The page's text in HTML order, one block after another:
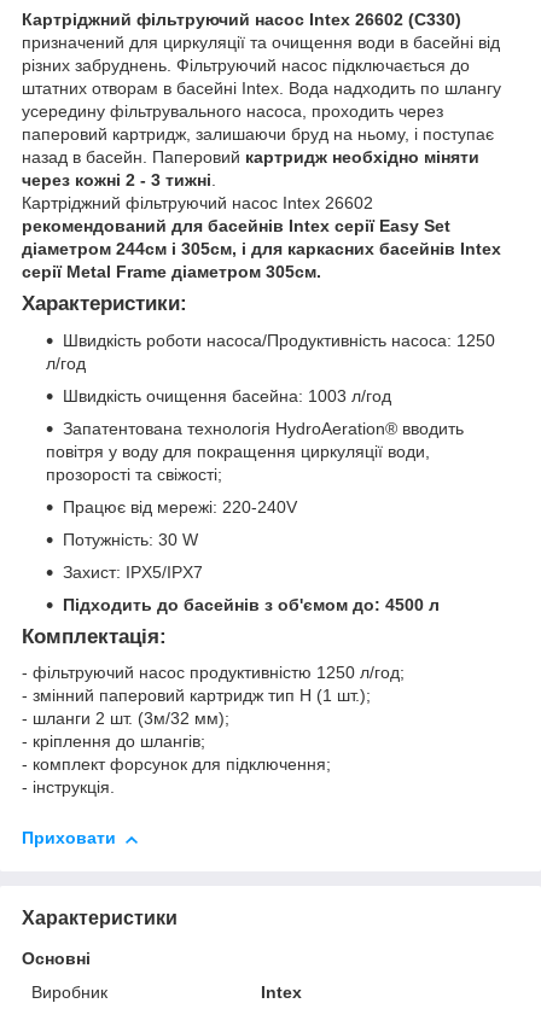
Картріджний фільтруючий насос Intex 26602 (C330)
призначений для циркуляції та очищення води в басейні від
різних забруднень. Фільтруючий насос підключається до
штатних отворам в басейні Intex. Вода надходить по шлангу
усередину фільтрувального насоса, проходить через
паперовий картридж, залишаючи бруд на ньому, і поступає
назад в басейн. Паперовий картридж необхідно міняти
через кожні 2 - 3 тижні
Картріджний фільтруючий насос Intex 26602
рекомендований для басейнів Intex серії Easy Set
діаметром 244см і 305см, і для каркасних басейнів Intex
серії Metal Frame діаметром 305см.
Характеристики:
Швидкість роботи насоса/Продуктивність насоса: 1250
л/год
Швидкість очищення басейна: 1003 л/год
Запатентована технологія HydroAeration® вводить
повітря у воду для покращення циркуляції води,
прозорості та свіжості;
Працює від мережі: 220-240V
Потужність: 30 W
Захист: IPX5/IPX7
Підходить до басейнів з об'ємом до: 4500 л
Комплектація:
- фільтруючий насос продуктивністю 1250 л/год;
- змінний паперовий картридж тип Н (1 шт.);
- шланги 2 шт. (3м/32 мм);
- кріплення до шлангів;
- комплект форсунок для підключення;
- інструкція.
Приховати
Характеристики
Основні
Виробник
Intex